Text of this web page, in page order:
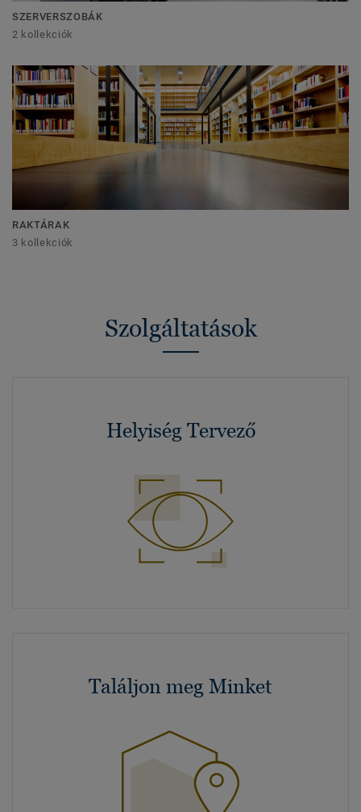
SZERVERSZOBÁK
2 kollekciók
RAKTÁRAK
3 kollekciók
Szolgáltatások
Helyiség Tervező
Találjon meg Minket